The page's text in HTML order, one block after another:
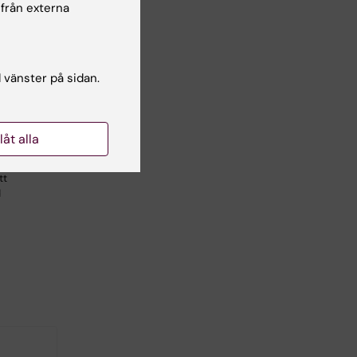
externa
på sidan.
alla